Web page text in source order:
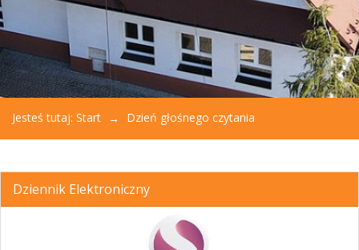
Jesteś tutaj: Start Dzień głośnego czytania
Dziennik Elektroniczny